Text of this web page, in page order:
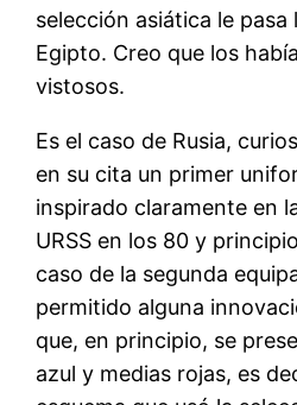
selección asiática le pasa
Egipto. Creo que los
vistosos.
Es el caso de Rusia,
en su cita un primer
inspirado claramente en
URSS en los 80 y
caso de la segunda
permitido alguna
que, en principio, se
azul y medias rojas, es